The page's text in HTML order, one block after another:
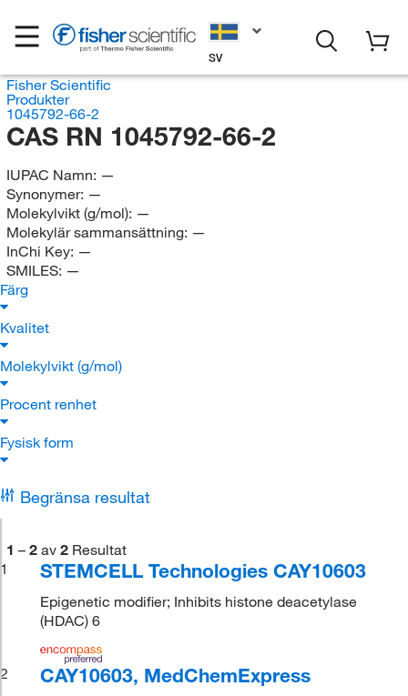
SV
Fisher Scientific
Produkter
1045792-66-2
CAS RN 1045792-66-2
IUPAC Namn: —
Synonymer: —
Molekylvikt (g/mol): —
Molekylär sammansättning: —
InChi Key: —
SMILES: —
Färg
Kvalitet
Molekylvikt (g/mol)
Procent renhet
Fysisk form
Begränsa resultat
1 – 2 av 2 Resultat
1
STEMCELL Technologies CAY10603
Epigenetic modifier; Inhibits histone deacetylase
(HDAC) 6
2 CAY10603, MedChemExpress